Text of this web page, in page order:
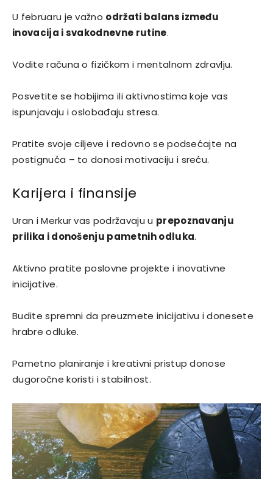
U februaru je važno održati balans između
inovacija i svakodnevne rutine.
Vodite računa o fizičkom i mentalnom zdravlju.
Posvetite se hobijima ili aktivnostima koje vas
ispunjavaju i oslobađaju stresa.
Pratite svoje ciljeve i redovno se podsećajte na
postignuća – to donosi motivaciju i sreću.
Karijera i finansije
Uran i Merkur vas podržavaju u prepoznavanju
prilika i donošenju pametnih odluka.
Aktivno pratite poslovne projekte i inovativne
inicijative.
Budite spremni da preuzmete inicijativu i donesete
hrabre odluke.
Pametno planiranje i kreativni pristup donose
dugoročne koristi i stabilnost.